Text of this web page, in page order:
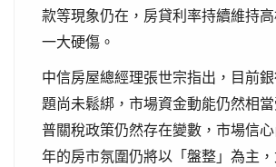
款等現象仍在，房貸利率持續維持
一大硬傷。
中信房屋總經理張世宗指出，目前
題尚未鬆綁，市場資金動能仍然相
普關稅政策仍然存在變數，市場信
年的房市氛圍仍將以「盤整」為主